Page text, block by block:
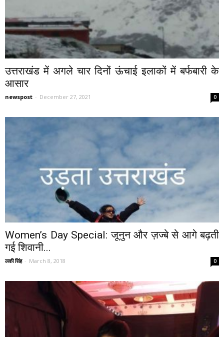
उत्तराखंड में अगले चार दिनों ऊंचाई इलाकों में बर्फबारी के
आसार
newspost - December 27, 2021 0
Women’s Day Special: जूनुन और ज़ज्बे से आगे बढ़ती
गई शिवानी...
लकी सिंह - March 8, 2018 0